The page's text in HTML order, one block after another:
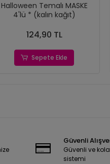
Halloween Temalı MASKE
4'lü * (kalın kağıt)
124,90 TL
Sepete Ekle
Güvenli
Güvenli ve
sistemi